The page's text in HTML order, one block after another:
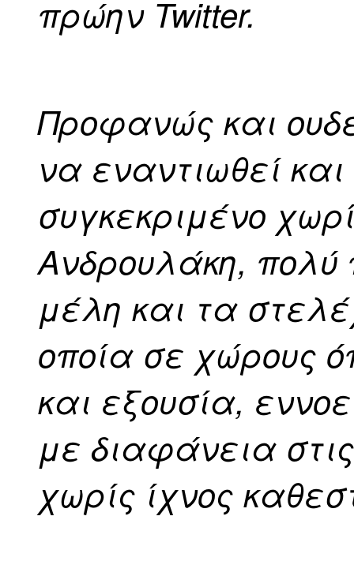
πρώην Twitter.
Προφανώς και
να εναντιωθεί
συγκεκριμένο
Ανδρουλάκη, πολύ
μέλη και τα
οποία σε χώρους
και εξουσία,
με διαφάνεια
χωρίς ίχνος